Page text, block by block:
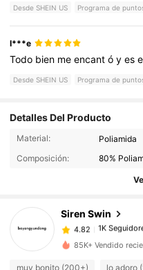
Desde SHEIN US Programa de
I***e
Todo bien meencantóyes
Desde SHEIN US Programa de
Detalles Del Producto
Material:
Poliamida
Composición:
80%
Siren Swin
1K
1K
4.82 1K
85K+ Vendido
muy bonito (200+) lo adoro